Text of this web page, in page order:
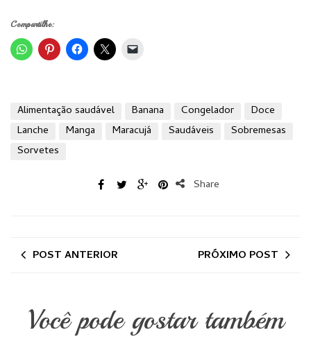
Compartilhe:
Alimentação saudável Banana Congelador
Doce
Lanche
Manga Maracujá Saudáveis
Sobremesas
Sorvetes
Share
POST ANTERIOR PRÓXIMO POST
Você pode gostar também